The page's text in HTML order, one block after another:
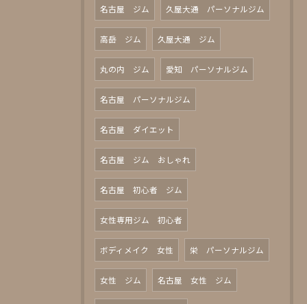
名古屋 ジム 久屋大通 パーソナルジム
高岳 ジム 久屋大通 ジム
丸の内 ジム 愛知 パーソナルジム
名古屋 パーソナルジム
名古屋 ダイエット
名古屋 ジム おしゃれ
名古屋 初心者 ジム
女性専用ジム 初心者
ボディメイク 女性 栄 パーソナルジム
女性 ジム 名古屋 女性 ジム